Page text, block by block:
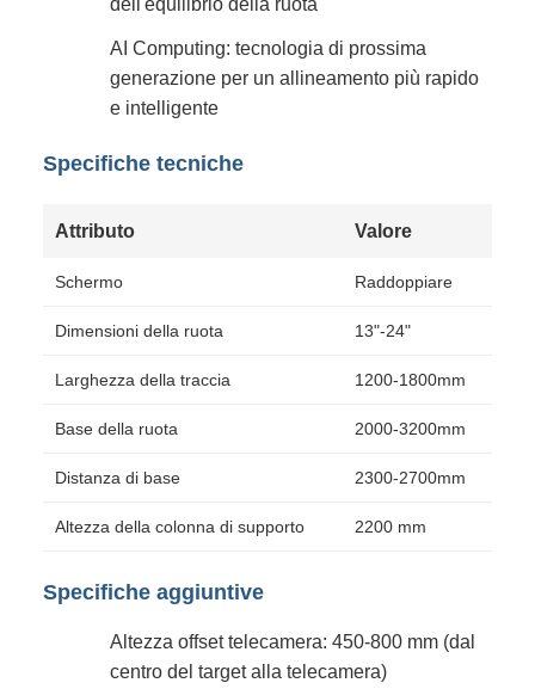
AI Computing: tecnologia di prossima
generazione per un allineamento più rapido
e intelligente
Specifiche tecniche
Attributo Valore
Schermo Raddoppiare
Dimensioni della ruota 13"-24"
Larghezza della traccia 1200-1800mm
Base della ruota 2000-3200mm
Distanza di base 2300-2700mm
Altezza della colonna di supporto 2200 mm
Specifiche aggiuntive
Altezza offset telecamera: 450-800 mm (dal
centro del target alla telecamera)